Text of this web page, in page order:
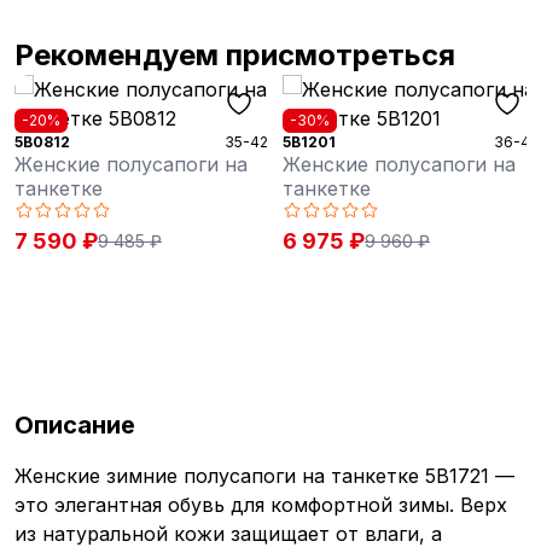
Рекомендуем присмотреться
-20%
5B0812
35-42
Женские полусапоги на
танкетке
7 590 ₽9 485 ₽
-30%
5B1201
36-41
Женские полусапоги на
танкетке
6 975 ₽9 960 ₽
Описание
Женские зимние полусапоги на танкетке 5B1721 —
это элегантная обувь для комфортной зимы. Верх
из натуральной кожи защищает от влаги, а